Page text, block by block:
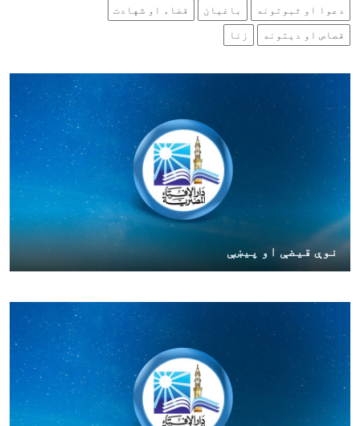
دعوا او ثبوتونه باغیان
قضاء او شهادت
قصاص او دیتونه
زنا
نوې قیضې او پیښې